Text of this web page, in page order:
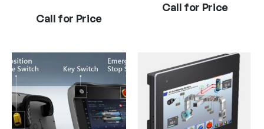
Call for Price
Call for Price